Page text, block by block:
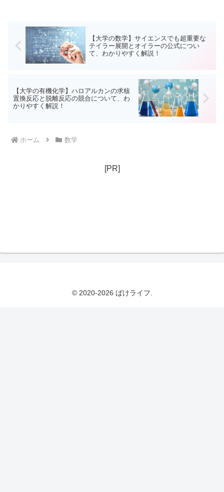
【大学の数学】サイエンスでも超重要な
テイラー展開とオイラーの公式につい
て、わかりやすく解説！
【大学の有機化学】ハロアルカンの求核
置換反応と脱離反応の競合について、わ
かりやすく解説！
ホーム 数学
[PR]
© 2020-2026 ばけライフ.